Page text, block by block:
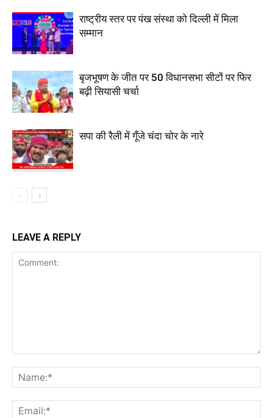
राष्ट्रीय स्तर पर पंख संस्था को दिल्ली में मिला
सम्मान
बृजभूषण के जीत पर 50 विधानसभा सीटों पर फिर
बढ़ी सियासी चर्चा
सपा की रैली में गूँजे चंदा चोर के नारे
LEAVE A REPLY